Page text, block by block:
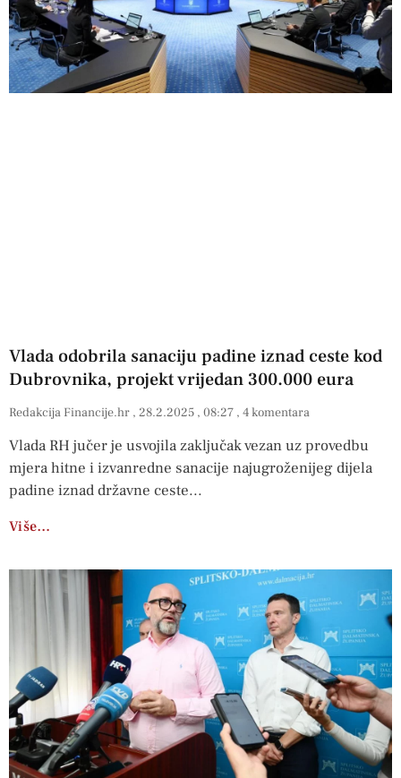
Vlada odobrila sanaciju padine iznad ceste kod
Dubrovnika, projekt vrijedan 300.000 eura
Redakcija Financije.hr 28.2.2025 08:27 4 komentara
Vlada RH jučer je usvojila zaključak vezan uz provedbu
mjera hitne i izvanredne sanacije najugroženijeg dijela
padine iznad državne ceste
Više…